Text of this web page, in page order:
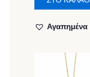
Αγαπημένα